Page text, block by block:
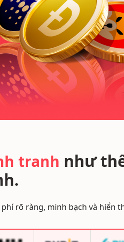
tranh như
rõ ràng, minh bạch và hiển